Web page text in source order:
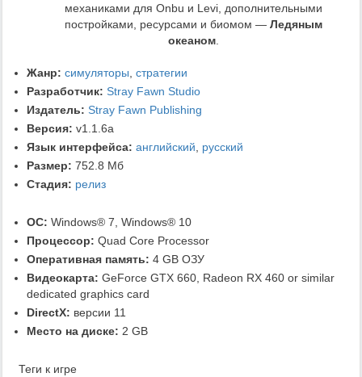
механиками для Onbu и Levi, дополнительными
постройками, ресурсами и биомом — Ледяным
океаном.
Жанр: симуляторы, стратегии
Разработчик: Stray Fawn Studio
Издатель: Stray Fawn Publishing
Версия: v1.1.6a
Язык интерфейса: английский, русский
Размер: 752.8 Мб
Стадия: релиз
ОС: Windows® 7, Windows® 10
Процессор: Quad Core Processor
Оперативная память: 4 GB ОЗУ
Видеокарта: GeForce GTX 660, Radeon RX 460 or similar
dedicated graphics card
DirectX: версии 11
Место на диске: 2 GB
Теги к игре